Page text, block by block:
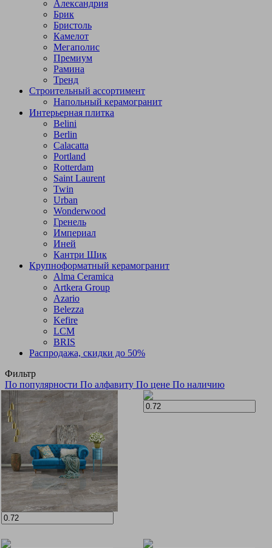
Александрия
Брик
Бристоль
Камелот
Мегаполис
Премиум
Рамина
Тренд
Строительный ассортимент
Напольный керамогранит
Интерьерная плитка
Belini
Berlin
Calacatta
Portland
Rotterdam
Saint Laurent
Twin
Urban
Wonderwood
Гренель
Империал
Иней
Кантри Шик
Крупноформатный керамогранит
Alma Ceramica
Artkera Group
Azario
Belezza
Kefire
LCM
BRIS
Распродажа, скидки до 50%
Фильтр
По популярности По алфавиту По цене По наличию